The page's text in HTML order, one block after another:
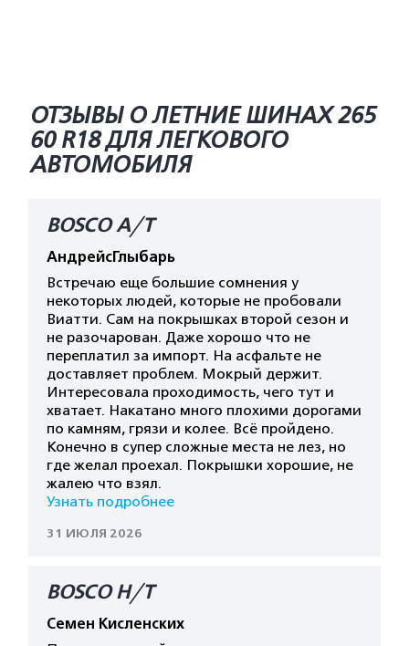
ОТЗЫВЫ О ЛЕТНИЕ ШИНАХ 265
60 R18 ДЛЯ ЛЕГКОВОГО
АВТОМОБИЛЯ
BOSCO A/T
АндрейсГлыбарь
Встречаю еще большие сомнения у
некоторых людей, которые не пробовали
Виатти. Сам на покрышках второй сезон и
не разочарован. Даже хорошо что не
переплатил за импорт. На асфальте не
доставляет проблем. Мокрый держит.
Интересовала проходимость, чего тут и
хватает. Накатано много плохими дорогами
по камням, грязи и колее. Всё пройдено.
Конечно в супер сложные места не лез, но
где желал проехал. Покрышки хорошие, не
жалею что взял.
Узнать подробнее
31 ИЮЛЯ 2026
BOSCO H/T
Семен Кисленских